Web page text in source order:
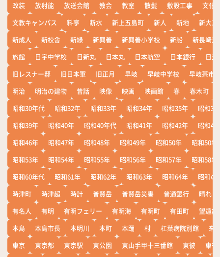
改装
放射能 放送会館 教会 教室 散髪 敷設工事
文化
文教キャンパス
料亭 断水 新上五島町 新人 新地
新大工
新成人
新校舎 新緑 新興善 新興善小学校 新船
新長崎漁
旅館
日宇中学校 日新丸 日本丸 日本航空 日本銀行
日
旧レスナー邸
旧日本軍 旧正月 早岐 早岐中学校
早岐茶市
明治
明治の建物 昔話 映像 映画 映画館 春 春木町
昭和30年代
昭和32年 昭和33年 昭和34年 昭和35年
昭和36
昭和39年
昭和40年 昭和40年代 昭和41年 昭和42年
昭和43
昭和46年
昭和47年 昭和48年 昭和49年 昭和50年
昭和50年
昭和53年
昭和54年 昭和55年 昭和56年 昭和57年
昭和58年
昭和60年代
昭和61年 昭和62年 昭和63年 昭和64年
昭和の
時津町
時津超 時計 普賢岳 普賢岳災害 普通銀行
晴れ
有名人
有明 有明フェリー 有明海 有明町 有田町
望遠鏡
本島
本島市長 本明川 本町 本踊 村 杠葉病院別館
来
東京
東京都 東京駅 東公園 東山手甲十三番館 東彼 東彼